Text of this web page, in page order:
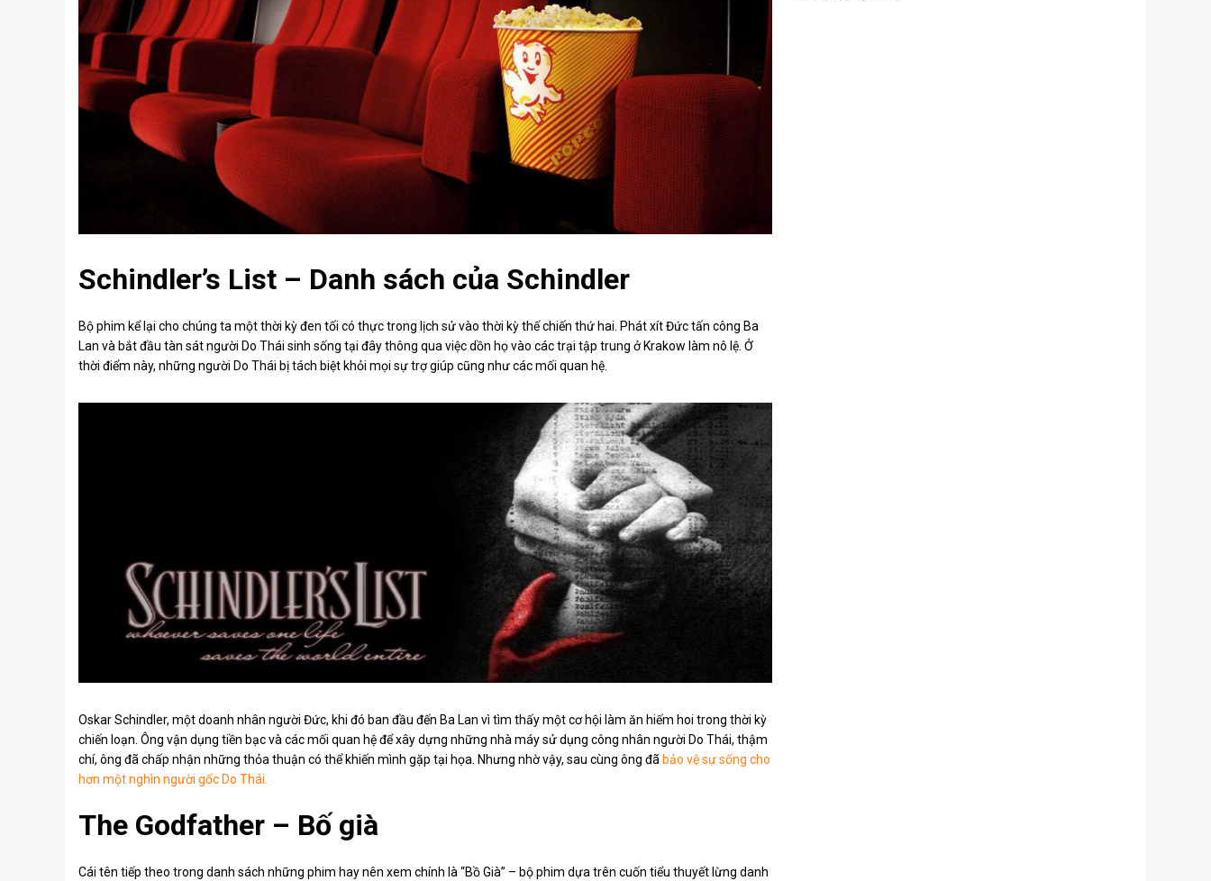
Schindler’s List – Danh sách của Schindler
Bộ phim kể lại cho chúng ta một thời kỳ đen tối có thực trong lịch sử vào thời kỳ thế chiến thứ hai. Phát xít Đức tấn công Ba
Lan và bắt đầu tàn sát người Do Thái sinh sống tại đây thông qua việc dồn họ vào các trại tập trung ở Krakow làm nô lệ. Ở
thời điểm này, những người Do Thái bị tách biệt khỏi mọi sự trợ giúp cũng như các mối quan hệ.
Oskar Schindler, một doanh nhân người Đức, khi đó ban đầu đến Ba Lan vì tìm thấy một cơ hội làm ăn hiếm hoi trong thời kỳ
chiến loạn. Ông vận dụng tiền bạc và các mối quan hệ để xây dựng những nhà máy sử dụng công nhân người Do Thái, thậm
chí, ông đã chấp nhận những thỏa thuận có thể khiến mình gặp tại họa. Nhưng nhờ vậy, sau cùng ông đã bảo vệ sự sống cho
hơn một nghìn người gốc Do Thái.
The Godfather – Bố già
Cái tên tiếp theo trong danh sách những phim hay nên xem chính là “Bồ Già” – bộ phim dựa trên cuốn tiểu thuyết lừng danh